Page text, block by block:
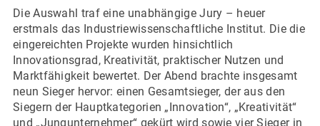
Die Auswahl traf eine unabhängige Jury – heuer
erstmals das Industriewissenschaftliche Institut. Die die
eingereichten Projekte wurden hinsichtlich
Innovationsgrad, Kreativität, praktischer Nutzen und
Marktfähigkeit bewertet. Der Abend brachte insgesamt
neun Sieger hervor: einen Gesamtsieger, der aus den
Siegern der Hauptkategorien „Innovation“, „Kreativität“
und „Jungunternehmer“ gekürt wird sowie vier Sieger in